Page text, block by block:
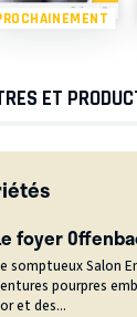
ET
foyer
somptueux Salon
pourpres
et des...